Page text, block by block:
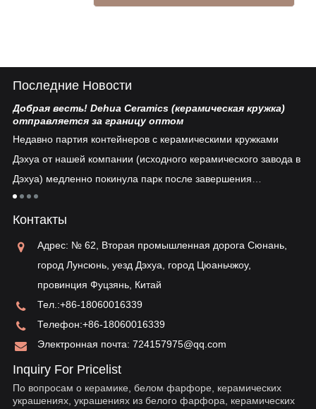
Последние Новости
Добрая весть! Dehua Ceramics (керамическая кружка)
отправляется за границу оптом
Недавно партия контейнеров с керамическими кружками
Дэхуа от нашей компании (исходного керамического завода в
Дэхуа) медленно покинула парк после завершения
таможенного оформления...
Контакты
Адрес: № 62, Вторая промышленная дорога Сюнань,
город Лунсюнь, уезд Дэхуа, город Цюаньчжоу,
провинция Фуцзянь, Китай
Тел.:+86-18060016339
Телефон:+86-18060016339
Электронная почта: 724157975@qq.com
Inquiry For Pricelist
По вопросам о керамике, белом фарфоре, керамических
украшениях, украшениях из белого фарфора, керамических